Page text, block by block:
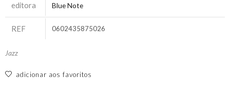
editora Blue Note
REF 0602435875026
Jazz
adicionar aos favoritos